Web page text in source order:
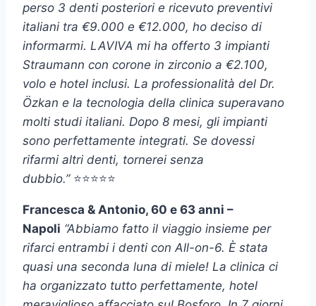
perso 3 denti posteriori e ricevuto preventivi
italiani tra €9.000 e €12.000, ho deciso di
informarmi. LAVIVA mi ha offerto 3 impianti
Straumann con corone in zirconio a €2.100,
volo e hotel inclusi. La professionalità del Dr.
Özkan e la tecnologia della clinica superavano
molti studi italiani. Dopo 8 mesi, gli impianti
sono perfettamente integrati. Se dovessi
rifarmi altri denti, tornerei senza
dubbio.”⭐⭐⭐⭐⭐
Francesca & Antonio, 60 e 63 anni –
Napoli “Abbiamo fatto il viaggio insieme per
rifarci entrambi i denti con All-on-6. È stata
quasi una seconda luna di miele! La clinica ci
ha organizzato tutto perfettamente, hotel